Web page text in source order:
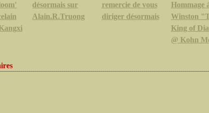
désormais sur
Alain.R.Truong
remercie de vous
diriger désormais
Hommage
Winston
King of
@ Kohn